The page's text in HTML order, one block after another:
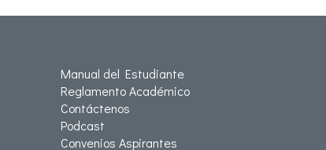
Manual del Estudiante
Reglamento Académico
Contáctenos
Podcast
Convenios Aspirantes